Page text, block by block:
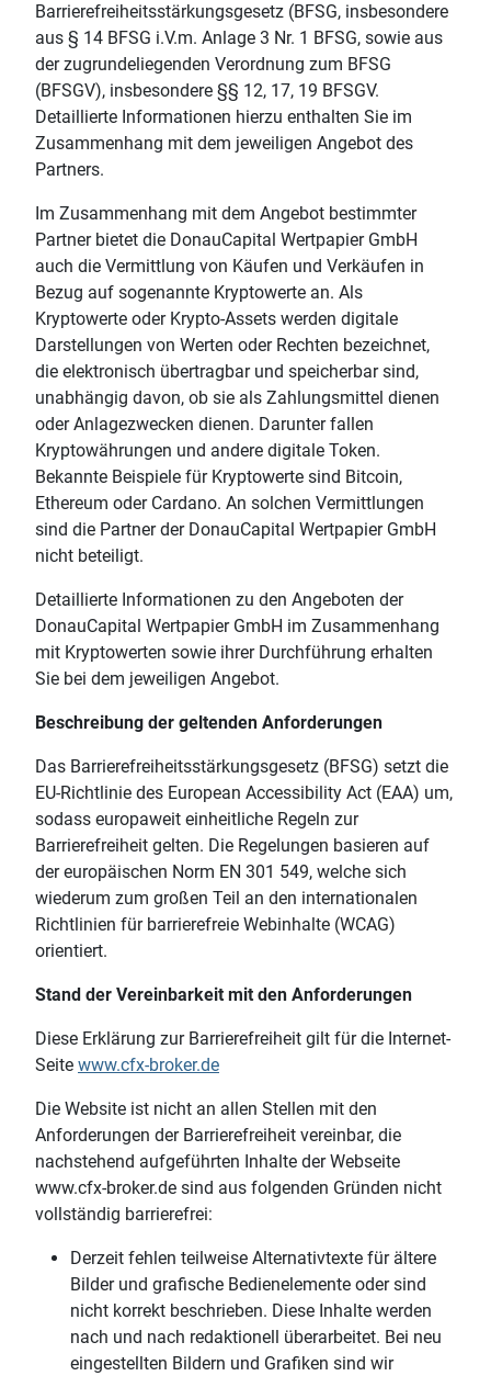
Barrierefreiheitsstärkungsgesetz (BFSG, insbesondere
aus § 14 BFSG i.V.m. Anlage 3 Nr. 1 BFSG, sowie aus
der zugrundeliegenden Verordnung zum BFSG
(BFSGV), insbesondere §§ 12, 17, 19 BFSGV.
Detaillierte Informationen hierzu enthalten Sie im
Zusammenhang mit dem jeweiligen Angebot des
Partners.
Im Zusammenhang mit dem Angebot bestimmter
Partner bietet die DonauCapital Wertpapier GmbH
auch die Vermittlung von Käufen und Verkäufen in
Bezug auf sogenannte Kryptowerte an. Als
Kryptowerte oder Krypto-Assets werden digitale
Darstellungen von Werten oder Rechten bezeichnet,
die elektronisch übertragbar und speicherbar sind,
unabhängig davon, ob sie als Zahlungsmittel dienen
oder Anlagezwecken dienen. Darunter fallen
Kryptowährungen und andere digitale Token.
Bekannte Beispiele für Kryptowerte sind Bitcoin,
Ethereum oder Cardano. An solchen Vermittlungen
sind die Partner der DonauCapital Wertpapier GmbH
nicht beteiligt.
Detaillierte Informationen zu den Angeboten der
DonauCapital Wertpapier GmbH im Zusammenhang
mit Kryptowerten sowie ihrer Durchführung erhalten
Sie bei dem jeweiligen Angebot.
Beschreibung der geltenden Anforderungen
Das Barrierefreiheitsstärkungsgesetz (BFSG) setzt die
EU-Richtlinie des European Accessibility Act (EAA) um,
sodass europaweit einheitliche Regeln zur
Barrierefreiheit gelten. Die Regelungen basieren auf
der europäischen Norm EN 301 549, welche sich
wiederum zum großen Teil an den internationalen
Richtlinien für barrierefreie Webinhalte (WCAG)
orientiert.
Stand der Vereinbarkeit mit den Anforderungen
Diese Erklärung zur Barrierefreiheit gilt für die Internet-
Seite www.cfx-broker.de
Die Website ist nicht an allen Stellen mit den
Anforderungen der Barrierefreiheit vereinbar, die
nachstehend aufgeführten Inhalte der Webseite
www.cfx-broker.de sind aus folgenden Gründen nicht
vollständig barrierefrei:
Derzeit fehlen teilweise Alternativtexte für ältere
Bilder und grafische Bedienelemente oder sind
nicht korrekt beschrieben. Diese Inhalte werden
nach und nach redaktionell überarbeitet. Bei neu
eingestellten Bildern und Grafiken sind wir